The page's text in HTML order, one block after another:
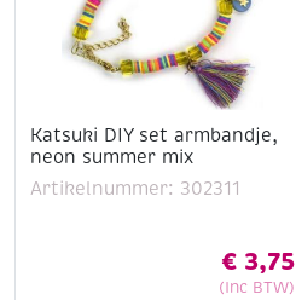
Katsuki DIY set armbandje,
neon summer mix
Artikelnummer: 302311
€ 3,75
(Inc BTW)